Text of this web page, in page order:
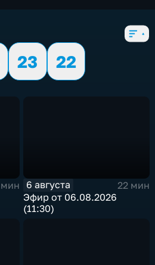
23
22
мин
6 августа
22 мин
Эфир от 06.08.2026
(11:30)